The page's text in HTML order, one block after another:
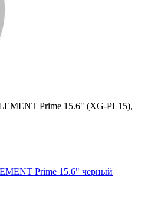
Prime 15.6" (XG-PL15),
Prime 15.6" черный